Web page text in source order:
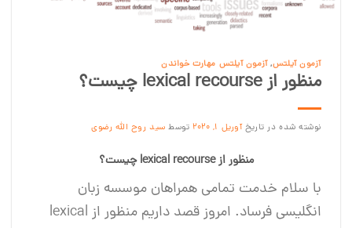
آزمون آیلتس,آزمون آیلتس مهارت خواندن
منظور از lexical recourse چیست؟
نوشته شده در تاریخآوریل 1, 2020 توسط سید روح الله رضوی
منظور از lexical recourse چیست؟
با سلام خدمت تمامی همراهان موسسه زبان
انگلیسی فرساد. امروز قصد داریم منظور از lexical